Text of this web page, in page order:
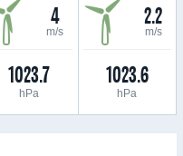
4
m/s
1023.7
hPa
2.2
m/s
1023.6
hPa